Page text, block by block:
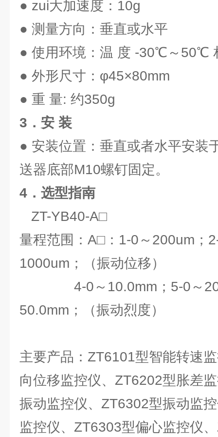
● zui大加速度：10g
● 测量方向：垂直或水平
● 使用环境：温 度 -30℃～50℃
● 外形尺寸：φ45×80mm
● 重 量: 约350g
3．安 装
● 安装位置：垂直或者水平安装
送器底部M10螺钉固定。
4．选型指南
ZT-YB40-A□
量程范围：A□：1-0～200um；
1000um；（振动位移）
4-0～10.0mm；5-0～
50.0mm；（振动烈度）
主要产品：ZT6101型智能转速
向位移监控仪、ZT6202型胀差
振动监控仪、ZT6302型振动监
监控仪、ZT6303型偏心监控仪